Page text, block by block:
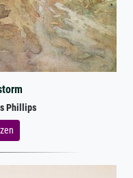
Phillips